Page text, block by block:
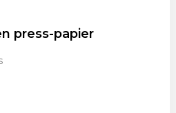
press-papier